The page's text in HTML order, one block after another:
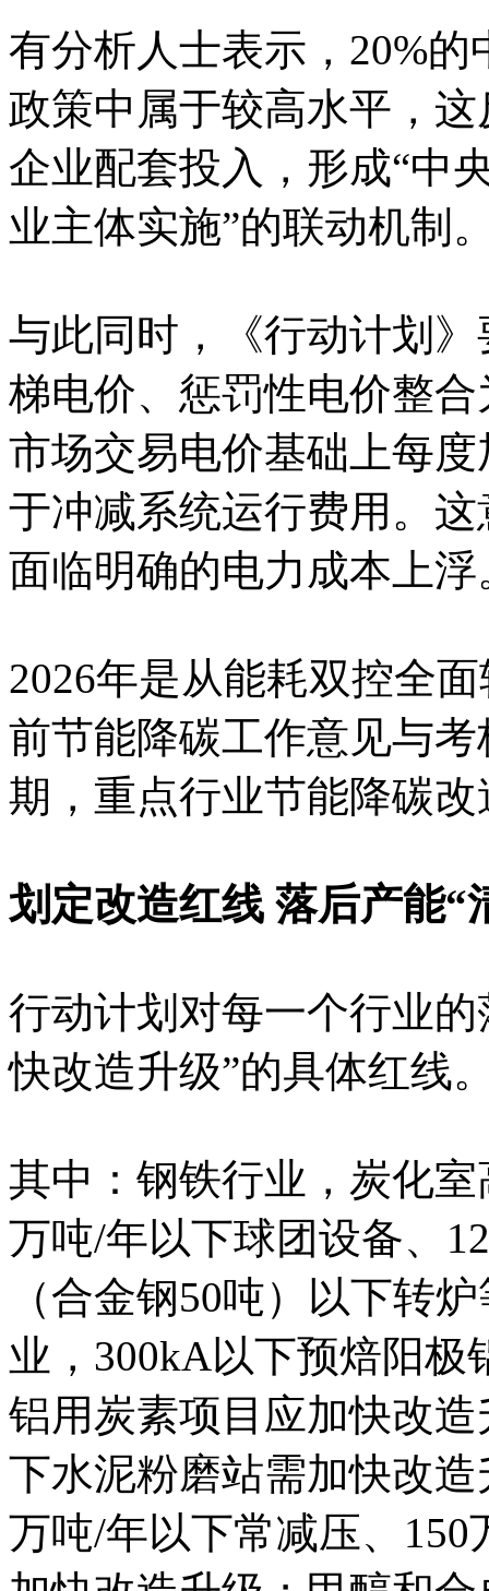
有分析人士表示，20%
政策中属于较高水平，
企业配套投入，形成“中
业主体实施”的联动机制
与此同时，《行动计划
梯电价、惩罚性电价整
市场交易电价基础上每
于冲减系统运行费用。
面临明确的电力成本上浮
2026年是从能耗双控全
前节能降碳工作意见与
期，重点行业节能降碳
划定改造红线 落后产能“
行动计划对每一个行业
快改造升级”的具体红线
其中：钢铁行业，炭化
万吨/年以下球团设备、
（合金钢50吨）以下转
业，300kA以下预焙阳极
铝用炭素项目应加快改
下水泥粉磨站需加快改
万吨/年以下常减压、